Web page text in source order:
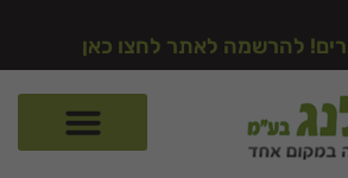
להרשמה לאתר לחצו כאן